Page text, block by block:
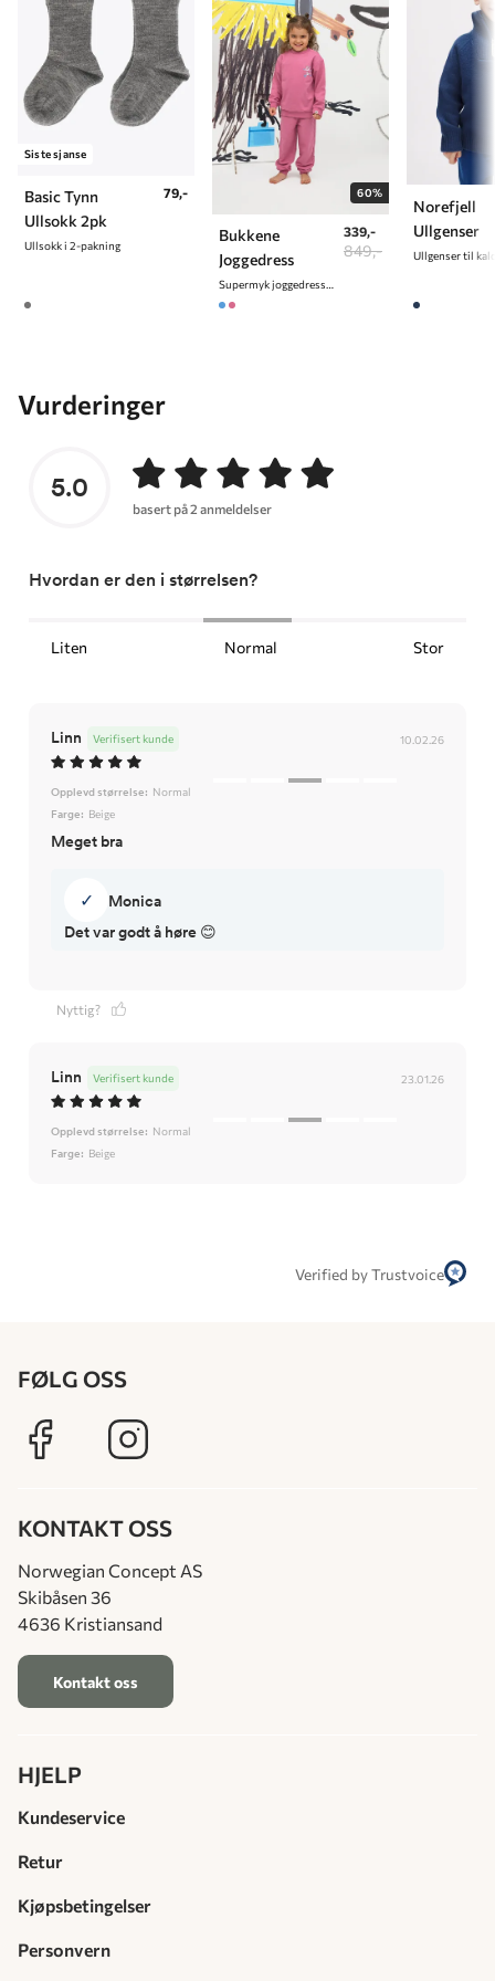
10 år 140 cm
Siste sjanse
Basic Tynn
Ullsokk 2pk
Ullsokk i 2-pakning
79,- 60%
Bukkene
Joggedress
Supermyk joggedress med Bukkene Bruse print
339,-
849,-
Norefjell
Ullgenser
Ullgenser til
Vurderinger
5.0
basert på 2 anmeldelser
Hvordan er den i størrelsen?
Liten Normal Stor
Linn 10.02.26
Verifisert kunde
Opplevd størrelse: Normal
Farge: Beige
Meget bra
✓
Monica
Det var godt å høre 😊
Nyttig?
Linn 23.01.26
Verifisert kunde
Opplevd størrelse: Normal
Farge: Beige
Verified by Trustvoice
FØLG OSS
KONTAKT OSS
Norwegian Concept AS
Skibåsen 36
4636 Kristiansand
Kontakt oss
HJELP
Kundeservice
Retur
Kjøpsbetingelser
Personvern